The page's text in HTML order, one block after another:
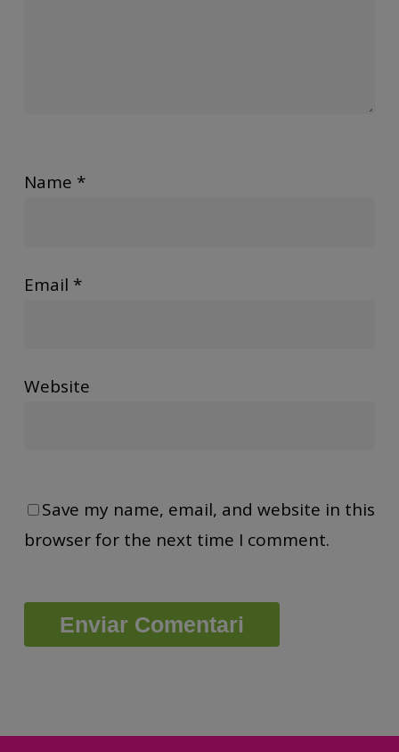
Name *
Email *
Website
Save my name, email, and website in this
browser for the next time I comment.